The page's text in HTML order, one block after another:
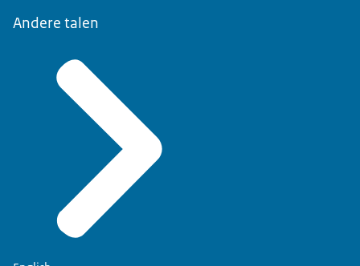
Andere talen